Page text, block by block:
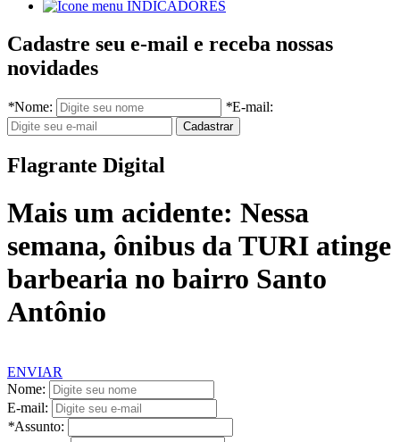
INDICADORES
Cadastre seu e-mail e receba nossas
novidades
*Nome: *E-mail:
Flagrante Digital
Mais um acidente: Nessa
semana, ônibus da TURI atinge
barbearia no bairro Santo
Antônio
ENVIAR
Nome:
E-mail:
*Assunto: